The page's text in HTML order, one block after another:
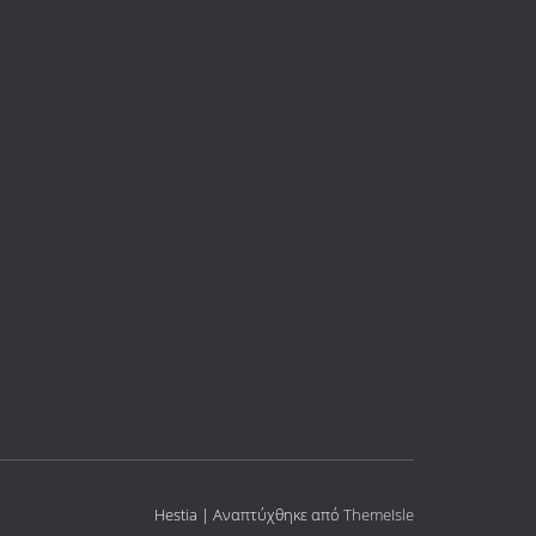
Hestia | Αναπτύχθηκε από ThemeIsle